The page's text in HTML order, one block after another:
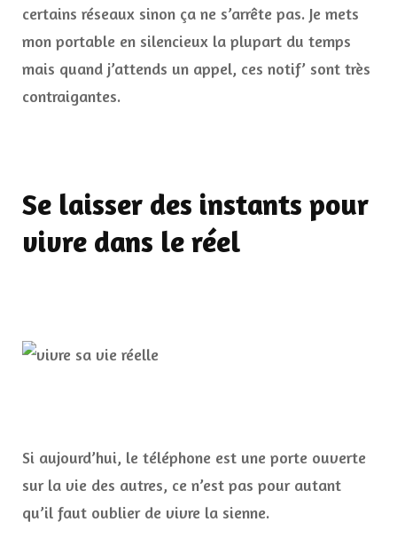
certains réseaux sinon ça ne s’arrête pas. Je mets
mon portable en silencieux la plupart du temps
mais quand j’attends un appel, ces notif’ sont très
contraigantes.
Se laisser des instants pour
vivre dans le réel
Si aujourd’hui, le téléphone est une porte ouverte
sur la vie des autres, ce n’est pas pour autant
qu’il faut oublier de vivre la sienne.